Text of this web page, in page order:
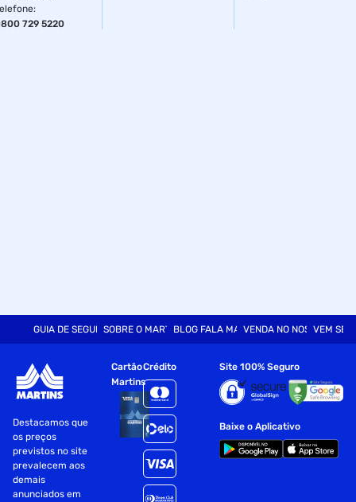
:
729 5220
GUIA DE SEGURANÇASOBRE O MARTINSBLOG FALA MARTVENDA NO NOSSO SITE
VEM SER
Destacamos que
os preços
previstos no site
prevalecem aos
demais
anunciados em
Cartão
Martins
Crédito Site 100% Seguro
Baixe o Aplicativo